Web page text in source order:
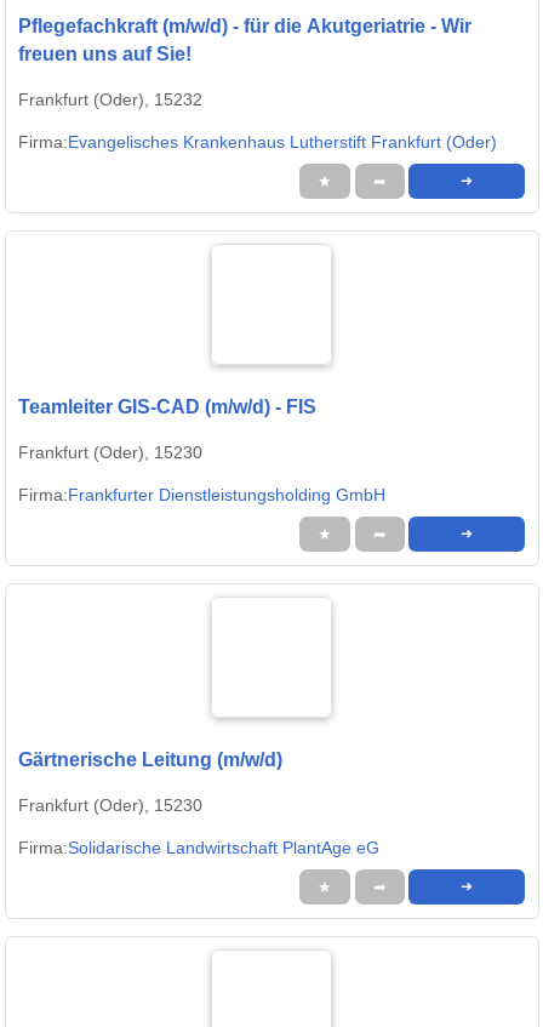
Pflegefachkraft (m/w/d) - für die Akutgeriatrie - Wir
freuen uns auf Sie!
Frankfurt (Oder), 15232
Firma:Evangelisches Krankenhaus Lutherstift Frankfurt (Oder)
★ ➦ ➜
Teamleiter GIS-CAD (m/w/d) - FIS
Frankfurt (Oder), 15230
Firma:Frankfurter Dienstleistungsholding GmbH
★ ➦ ➜
Gärtnerische Leitung (m/w/d)
Frankfurt (Oder), 15230
Firma:Solidarische Landwirtschaft PlantAge eG
★ ➦ ➜